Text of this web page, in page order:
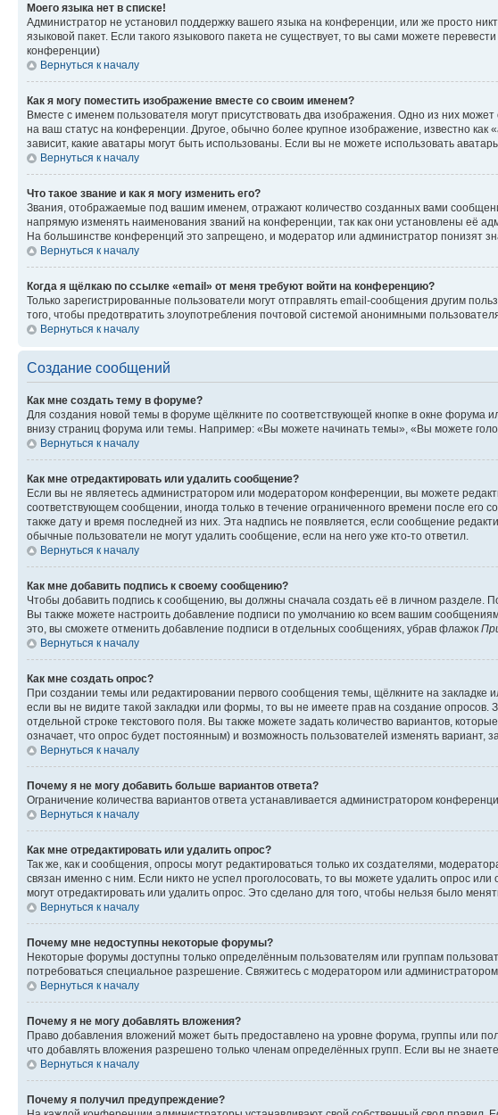
Моего языка нет в списке!
Администратор не установил поддержку вашего языка на конференции, или же просто
языковой пакет. Если такого языкового пакета не существует, то вы сами можете
конференции)
Вернуться к началу
Как я могу поместить изображение вместе со своим именем?
Вместе с именем пользователя могут присутствовать два изображения. Одно из них
на ваш статус на конференции. Другое, обычно более крупное изображение, известно
зависит, какие аватары могут быть использованы. Если вы не можете использовать
Вернуться к началу
Что такое звание и как я могу изменить его?
Звания, отображаемые под вашим именем, отражают количество созданных вами
напрямую изменять наименования званий на конференции, так как они установлены её
На большинстве конференций это запрещено, и модератор или администратор понизят
Вернуться к началу
Когда я щёлкаю по ссылке «email» от меня требуют войти на конференцию?
Только зарегистрированные пользователи могут отправлять email-сообщения другим
того, чтобы предотвратить злоупотребления почтовой системой анонимными
Вернуться к началу
Создание сообщений
Как мне создать тему в форуме?
Для создания новой темы в форуме щёлкните по соответствующей кнопке в окне форума
внизу страниц форума или темы. Например: «Вы можете начинать темы», «Вы можете
Вернуться к началу
Как мне отредактировать или удалить сообщение?
Если вы не являетесь администратором или модератором конференции, вы можете
соответствующем сообщении, иногда только в течение ограниченного времени после
также дату и время последней из них. Эта надпись не появляется, если сообщение
обычные пользователи не могут удалить сообщение, если на него уже кто-то ответил.
Вернуться к началу
Как мне добавить подпись к своему сообщению?
Чтобы добавить подпись к сообщению, вы должны сначала создать её в личном разделе.
Вы также можете настроить добавление подписи по умолчанию ко всем вашим
это, вы сможете отменить добавление подписи в отдельных сообщениях, убрав флажок
Вернуться к началу
Как мне создать опрос?
При создании темы или редактировании первого сообщения темы, щёлкните на закладке
если вы не видите такой закладки или формы, то вы не имеете прав на создание
отдельной строке текстового поля. Вы также можете задать количество вариантов,
означает, что опрос будет постоянным) и возможность пользователей изменять вариант,
Вернуться к началу
Почему я не могу добавить больше вариантов ответа?
Ограничение количества вариантов ответа устанавливается администратором
Вернуться к началу
Как мне отредактировать или удалить опрос?
Так же, как и сообщения, опросы могут редактироваться только их создателями,
связан именно с ним. Если никто не успел проголосовать, то вы можете удалить опрос
могут отредактировать или удалить опрос. Это сделано для того, чтобы нельзя было
Вернуться к началу
Почему мне недоступны некоторые форумы?
Некоторые форумы доступны только определённым пользователям или группам
потребоваться специальное разрешение. Свяжитесь с модератором или
Вернуться к началу
Почему я не могу добавлять вложения?
Право добавления вложений может быть предоставлено на уровне форума, группы или
что добавлять вложения разрешено только членам определённых групп. Если вы не
Вернуться к началу
Почему я получил предупреждение?